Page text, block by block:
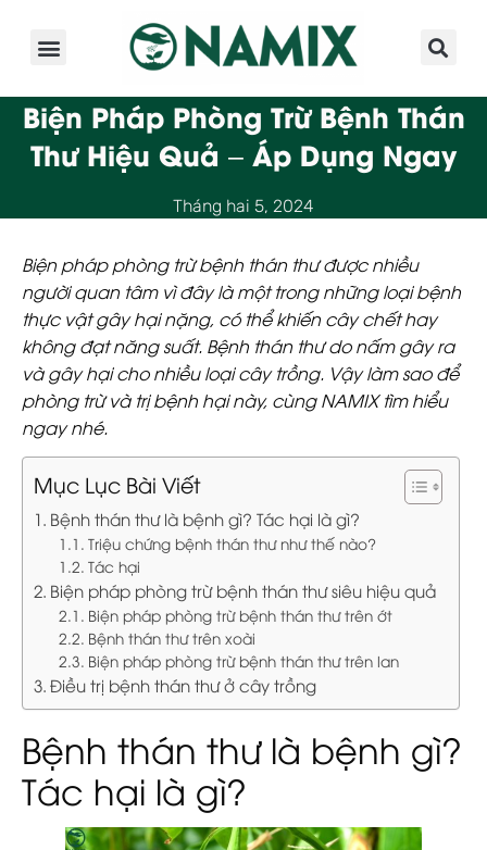
Biện Pháp Phòng Trừ Bệnh Thán
Thư Hiệu Quả – Áp Dụng Ngay
Tháng hai 5, 2024
Biện pháp phòng trừ bệnh thán thư được nhiều
người quan tâm vì đây là một trong những loại bệnh
thực vật gây hại nặng, có thể khiến cây chết hay
không đạt năng suất. Bệnh thán thư do nấm gây ra
và gây hại cho nhiều loại cây trồng. Vậy làm sao để
phòng trừ và trị bệnh hại này, cùng NAMIX tìm hiểu
ngay nhé.
Mục Lục Bài Viết
Bệnh thán thư là bệnh gì? Tác hại là gì?
Triệu chứng bệnh thán thư như thế nào?
Tác hại
Biện pháp phòng trừ bệnh thán thư siêu hiệu quả
Biện pháp phòng trừ bệnh thán thư trên ớt
Bệnh thán thư trên xoài
Biện pháp phòng trừ bệnh thán thư trên lan
Điều trị bệnh thán thư ở cây trồng
Bệnh thán thư là bệnh gì?
Tác hại là gì?